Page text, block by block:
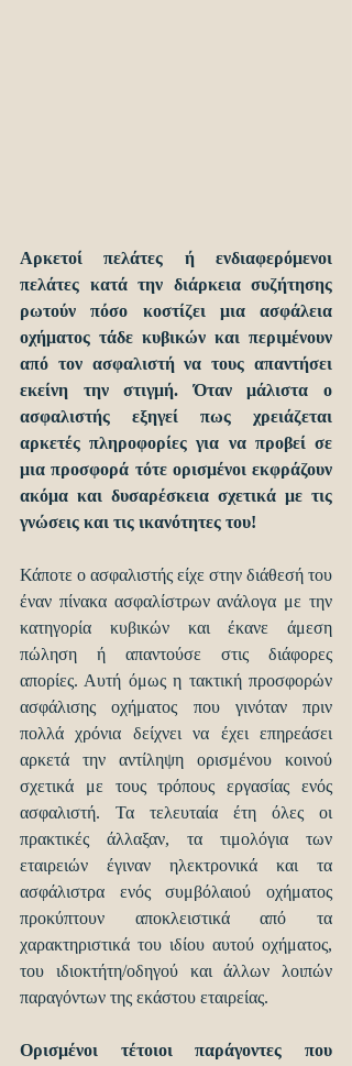
Αρκετοί πελάτες ή ενδιαφερόμενοι
πελάτες κατά την διάρκεια συζήτησης
ρωτούν πόσο κοστίζει μια ασφάλεια
οχήματος τάδε κυβικών και περιμένουν
από τον ασφαλιστή να τους απαντήσει
εκείνη την στιγμή. Όταν μάλιστα ο
ασφαλιστής εξηγεί πως χρειάζεται
αρκετές πληροφορίες για να προβεί σε
μια προσφορά τότε ορισμένοι εκφράζουν
ακόμα και δυσαρέσκεια σχετικά με τις
γνώσεις και τις ικανότητες του!
Κάποτε ο ασφαλιστής είχε στην διάθεσή του
έναν πίνακα ασφαλίστρων ανάλογα με την
κατηγορία κυβικών και έκανε άμεση
πώληση ή απαντούσε στις διάφορες
απορίες. Αυτή όμως η τακτική προσφορών
ασφάλισης οχήματος που γινόταν πριν
πολλά χρόνια δείχνει να έχει επηρεάσει
αρκετά την αντίληψη ορισμένου κοινού
σχετικά με τους τρόπους εργασίας ενός
ασφαλιστή. Τα τελευταία έτη όλες οι
πρακτικές άλλαξαν, τα τιμολόγια των
εταιρειών έγιναν ηλεκτρονικά και τα
ασφάλιστρα ενός συμβόλαιού οχήματος
προκύπτουν αποκλειστικά από τα
χαρακτηριστικά του ιδίου αυτού οχήματος,
του ιδιοκτήτη/οδηγού και άλλων λοιπών
παραγόντων της εκάστου εταιρείας.
Ορισμένοι τέτοιοι παράγοντες που